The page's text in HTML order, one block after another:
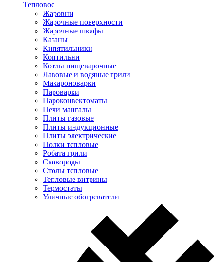
Тепловое
Жаровни
Жарочные поверхности
Жарочные шкафы
Казаны
Кипятильники
Коптильни
Котлы пищеварочные
Лавовые и водяные грили
Макароноварки
Пароварки
Пароконвектоматы
Печи мангалы
Плиты газовые
Плиты индукционные
Плиты электрические
Полки тепловые
Робата грили
Сковороды
Столы тепловые
Тепловые витрины
Термостаты
Уличные обогреватели